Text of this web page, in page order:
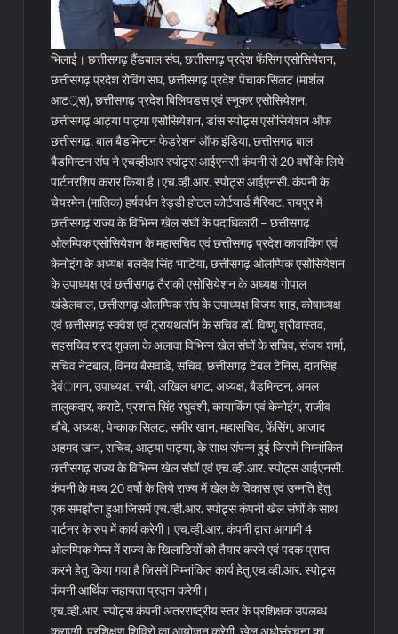
भिलाई। छत्तीसगढ़ हैंडबाल संघ, छत्तीसगढ़ प्रदेश फेंसिंग एसोसियेशन,
छत्तीसगढ़ प्रदेश रोविंग संघ, छत्तीसगढ़ प्रदेश पेंचाक सिलट (मार्शल
आटर््स), छत्तीसगढ़ प्रदेश बिलियडस एवं स्नूकर एसोसियेशन,
छत्तीसगढ़ आट्या पाट्या एसोसियेशन, डांस स्पोट्र्स एसोसियेशन ऑफ
छत्तीसगढ़, बाल बैडमिन्टन फेडरेशन ऑफ इंडिया, छत्तीसगढ़ बाल
बैडमिन्टन संघ ने एचव्हीआर स्पोट्र्स आईएनसी कंपनी से 20 वर्षों के लिये
पार्टनरशिप करार किया है।एच.व्ही.आर. स्पोट्र्स आईएनसी. कंपनी के
चेयरमेन (मालिक) हर्षवर्धन रेड्डी होटल कोर्टयार्ड मैरियट, रायपुर में
छत्तीसगढ़ राज्य के विभिन्न खेल संघों के पदाधिकारी – छत्तीसगढ़
ओलम्पिक एसोसियेशन के महासचिव एवं छत्तीसगढ़ प्रदेश कायाकिंग एवं
केनोइंग के अध्यक्ष बलदेव सिंह भाटिया, छत्तीसगढ़ ओलम्पिक एसोसियेशन
के उपाध्यक्ष एवं छत्तीसगढ़ तैराकी एसोसियेशन के अध्यक्ष गोपाल
खंडेलवाल, छत्तीसगढ़ ओलम्पिक संघ के उपाध्यक्ष विजय शाह, कोषाध्यक्ष
एवं छत्तीसगढ़ स्क्वैश एवं ट्रायथलॉन के सचिव डॉ. विष्णु श्रीवास्तव,
सहसचिव शरद शुक्ला के अलावा विभिन्न खेल संघों के सचिव, संजय शर्मा,
सचिव नेटबाल, विनय बैसवाडे, सचिव, छत्तीसगढ़ टेबल टेनिस, दानसिंह
देवंागन, उपाध्यक्ष, रग्बी, अखिल धगट, अध्यक्ष, बैडमिन्टन, अमल
तालुकदार, कराटे, प्रशांत सिंह रघुवंशी, कायाकिंग एवं केनोइंग, राजीव
चौबे, अध्यक्ष, पेन्काक सिलट, समीर खान, महासचिव, फेंसिंग, आजाद
अहमद खान, सचिव, आट्या पाट्या, के साथ संपन्न हुई जिसमें निम्नांकित
छत्तीसगढ़ राज्य के विभिन्न खेल संघों एवं एच.व्ही.आर. स्पोट्र्स आईएनसी.
कंपनी के मध्य 20 वर्षो के लिये राज्य में खेल के विकास एवं उन्नति हेतु
एक समझौता हुआ जिसमें एच.व्ही.आर. स्पोट्र्स कंपनी खेल संघों के साथ
पार्टनर के रुप में कार्य करेगी। एच.व्ही.आर. कंपनी द्वारा आगामी 4
ओलम्पिक गेम्स में राज्य के खिलाडिय़ों को तैयार करने एवं पदक प्राप्त
करने हेतु किया गया है जिसमें निम्नांकित कार्य हेतु एच.व्ही.आर. स्पोट्र्स
कंपनी आर्थिक सहायता प्रदान करेगी।
एच.व्ही.आर, स्पोट्र्स कंपनी अंतरराष्ट्रीय स्तर के प्रशिक्षक उपलब्ध
कराएगी, प्रशिक्षण शिविरों का आयोजन करेगी, खेल अधोसंरचना का